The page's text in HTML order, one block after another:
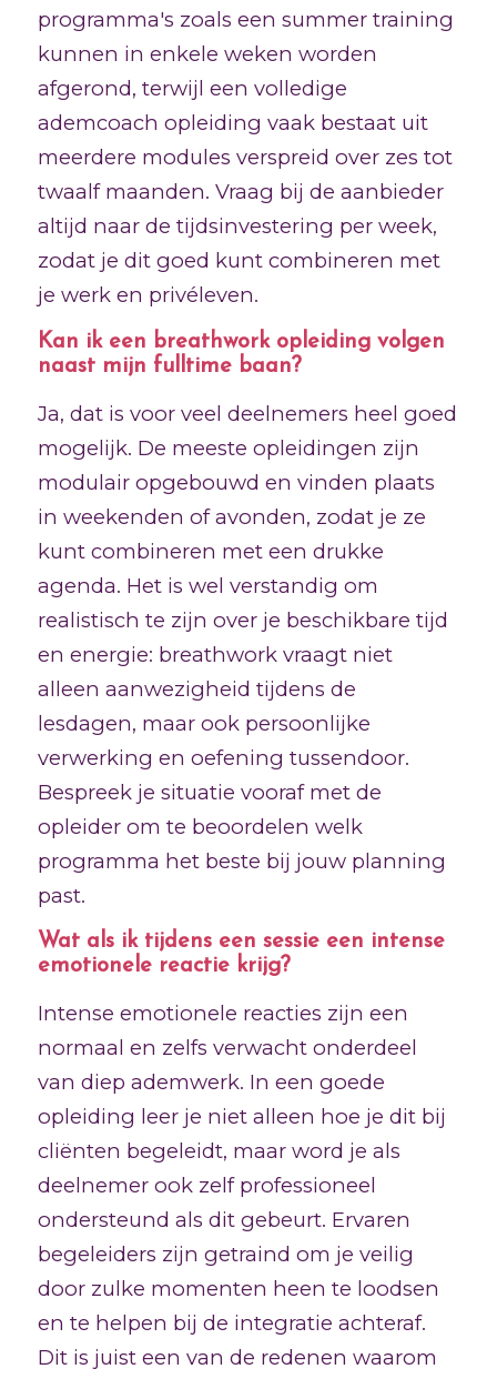
programma's zoals een summer training
kunnen in enkele weken worden
afgerond, terwijl een volledige
ademcoach opleiding vaak bestaat uit
meerdere modules verspreid over zes tot
twaalf maanden. Vraag bij de aanbieder
altijd naar de tijdsinvestering per week,
zodat je dit goed kunt combineren met
je werk en privéleven.
Kan ik een breathwork opleiding volgen
naast mijn fulltime baan?
Ja, dat is voor veel deelnemers heel goed
mogelijk. De meeste opleidingen zijn
modulair opgebouwd en vinden plaats
in weekenden of avonden, zodat je ze
kunt combineren met een drukke
agenda. Het is wel verstandig om
realistisch te zijn over je beschikbare tijd
en energie: breathwork vraagt niet
alleen aanwezigheid tijdens de
lesdagen, maar ook persoonlijke
verwerking en oefening tussendoor.
Bespreek je situatie vooraf met de
opleider om te beoordelen welk
programma het beste bij jouw planning
past.
Wat als ik tijdens een sessie een intense
emotionele reactie krijg?
Intense emotionele reacties zijn een
normaal en zelfs verwacht onderdeel
van diep ademwerk. In een goede
opleiding leer je niet alleen hoe je dit bij
cliënten begeleidt, maar word je als
deelnemer ook zelf professioneel
ondersteund als dit gebeurt. Ervaren
begeleiders zijn getraind om je veilig
door zulke momenten heen te loodsen
en te helpen bij de integratie achteraf.
Dit is juist een van de redenen waarom